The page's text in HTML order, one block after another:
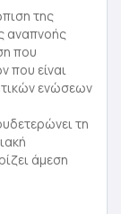
της
αναπνοής
που
που είναι
ενώσεων
τη
άμεση